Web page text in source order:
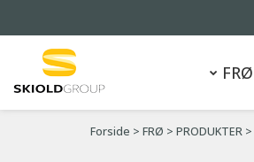
FRØ
Forside > FRØ > PRODUKTER >